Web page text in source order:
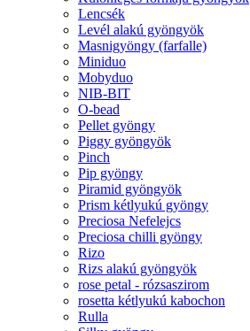
Lencsék
Levél alakú gyöngyök
Masnigyöngy (farfalle)
Miniduo
Mobyduo
NIB-BIT
O-bead
Pellet gyöngy
Piggy gyöngyök
Pinch
Pip gyöngy
Piramid gyöngyök
Prism kétlyukú gyöngy
Preciosa Nefelejcs
Preciosa chilli gyöngy
Rizo
Rizs alakú gyöngyök
rose petal - rózsaszirom
rosetta kétlyukú kabochon
Rulla